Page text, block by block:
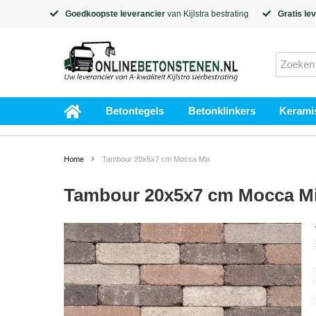
Goedkoopste leverancier van Kijlstra bestrating Gratis
Betontegels Betonklinkers
Home Tambour 20x5x7 cm Mocca Mix
Tambour 20x5x7 cm Mocca